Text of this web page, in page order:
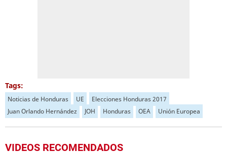
Tags:
Noticias de Honduras UE
Elecciones Honduras 2017
Juan Orlando Hernández
JOH Honduras OEA Unión Europea
VIDEOS RECOMENDADOS